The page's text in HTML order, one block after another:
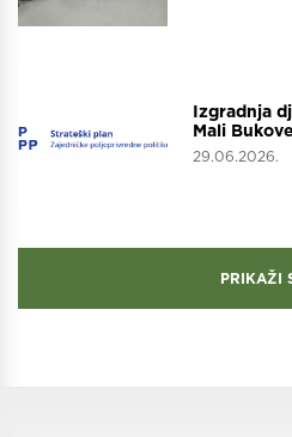
Izgradnja
Mali
29.06.2026.
PRIKAŽI